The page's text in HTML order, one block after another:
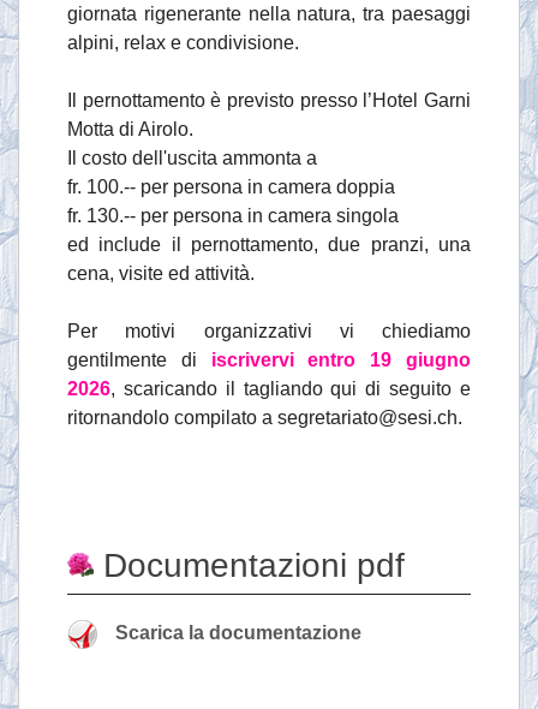
giornata rigenerante nella natura, tra paesaggi
alpini, relax e condivisione.
Il pernottamento è previsto presso l’Hotel Garni
Motta di Airolo.
Il costo dell'uscita ammonta a
fr. 100.-- per persona in camera doppia
fr. 130.-- per persona in camera singola
ed include il pernottamento, due pranzi, una
cena, visite ed attività.
Per motivi organizzativi vi chiediamo
gentilmente di iscrivervi entro 19 giugno
2026, scaricando il tagliando qui di seguito e
ritornandolo compilato a segretariato@sesi.ch.
Documentazioni pdf
Scarica la documentazione